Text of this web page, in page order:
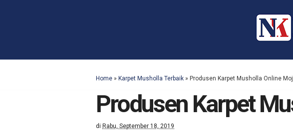
Home » Karpet Musholla Terbaik » Produsen Karpet Musholla Online
Produsen Karpet
di Rabu, September 18, 2019